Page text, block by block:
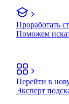
Проработать
Поможем
Перейти в
Эксперт